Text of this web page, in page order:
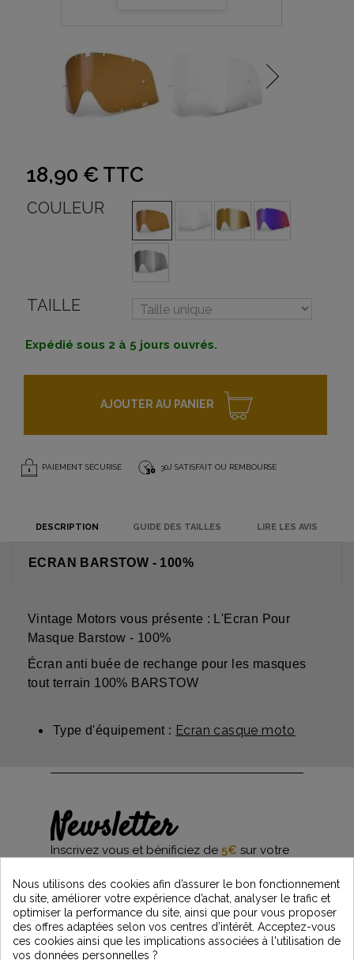
18,90 € TTC
COULEUR
TAILLE
Expédié sous 2 à 5 jours ouvrés.
AJOUTER AU PANIER
PAIEMENT SÉCURISÉ 30J SATISFAIT OU REMBOURSÉ
DESCRIPTION GUIDE DES TAILLES LIRE LES AVIS
ECRAN BARSTOW - 100%
Vintage Motors vous présente : L'Ecran Pour
Masque Barstow - 100%
Écran anti buée de rechange pour les masques
tout terrain 100% BARSTOW
Type d'équipement : Ecran casque moto
Newsletter
Inscrivez vous et bénificiez de 5€ sur votre
et restez informés des dernières nouveautés
Vintage Motors
*Dès 99€ d'achat. En vous abonnant à notre newsletter, vous reconnaissez avoir pris
Nous utilisons des cookies afin d’assurer le bon fonctionnement
du site, améliorer votre expérience d’achat, analyser le trafic et
optimiser la performance du site, ainsi que pour vous proposer
des offres adaptées selon vos centres d’intérêt. Acceptez-vous
ces cookies ainsi que les implications associées à l'utilisation de
vos données personnelles ?